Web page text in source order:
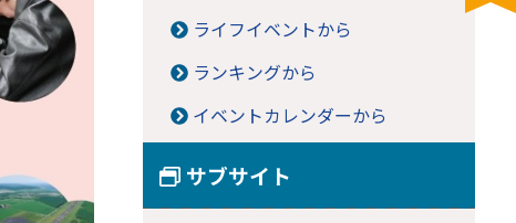
ライフイベントから
ランキングから
イベントカレンダーから
サブサイト